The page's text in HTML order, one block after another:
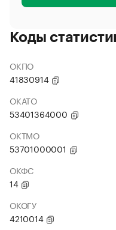
Коды
ОКПО
41830914
ОКАТО
53401364000
ОКТМО
53701000001
ОКФС
14
ОКОГУ
4210014